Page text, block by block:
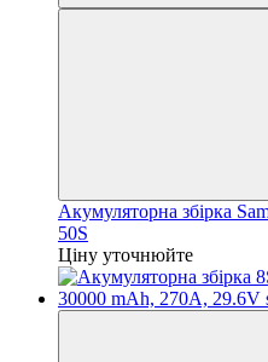
Акумуляторна збірка
50S
Ціну уточнюйте